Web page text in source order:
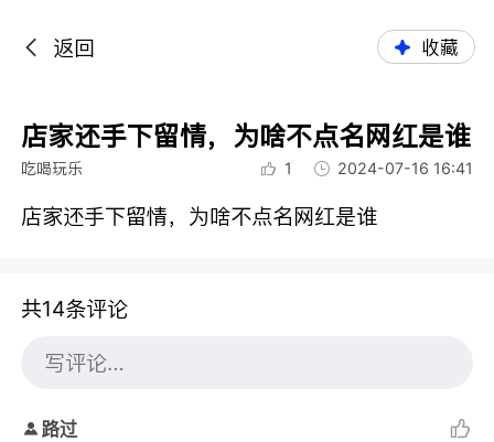
返回 收藏
店家还手下留情，为啥不点名网红是谁
吃喝玩乐 1 2024-07-16 16:41
店家还手下留情，为啥不点名网红是谁
共14条评论
路过